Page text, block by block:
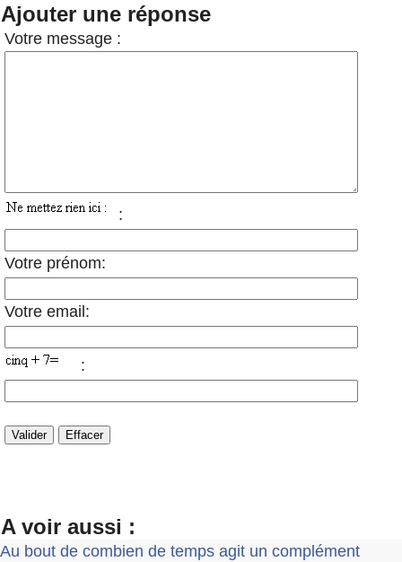
Ajouter une réponse
Votre message :
:
Votre prénom:
Votre email:
:
A voir aussi :
Au bout de combien de temps agit un complément